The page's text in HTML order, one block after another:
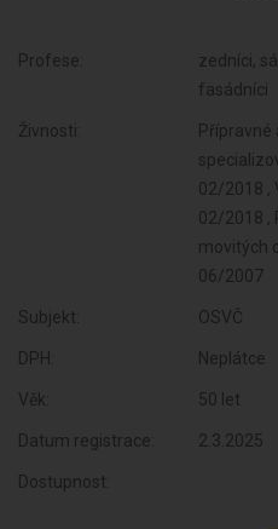
Profese:
zedníci,
fasádníci
Živnosti:
Přípravné
02/2018 ,
02/2018 ,
movitých
06/2007
Subjekt: OSVČ
DPH: Neplátce
Věk: 50 let
Datum registrace: 2.3.2025
Dostupnost: